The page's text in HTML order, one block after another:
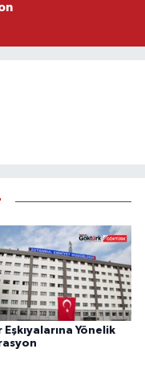
Eşkıyalarına Yönelik